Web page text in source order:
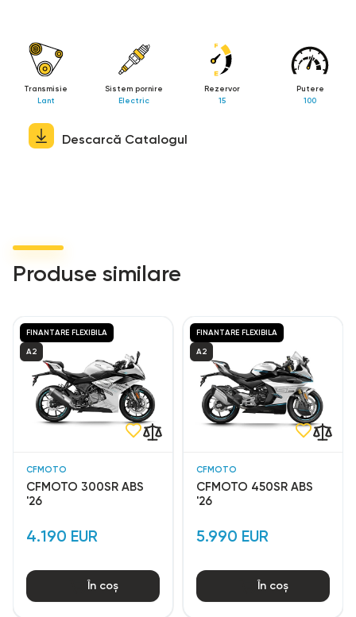
Transmisie
Lant
Sistem pornire
Electric
Rezervor
15
Putere
100
Descarcă Catalogul
Produse similare
CFMOTO
CFMOTO 300SR ABS
'26
4.190 EUR
FINANTARE FLEXIBILA
A2
În coș
CFMOTO
CFMOTO 450SR ABS
'26
5.990 EUR
FINANTARE FLEXIBILA
A2
În coș